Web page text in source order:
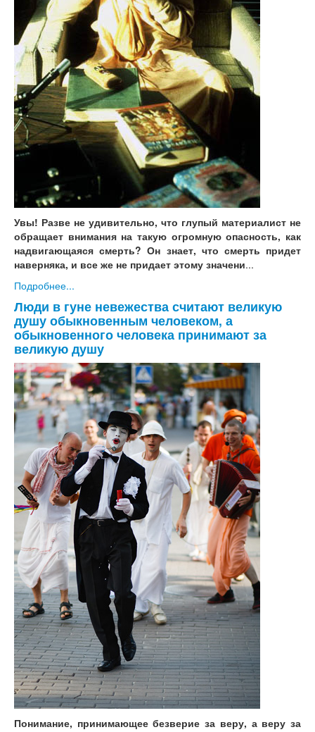
Увы! Разве не удивительно, что глупый материалист не
обращает внимания на такую огромную опасность, как
надвигающаяся смерть? Он знает, что смерть придет
наверняка, и все же не придает этому значени...
Подробнее...
Люди в гуне невежества считают великую
душу обыкновенным человеком, а
обыкновенного человека принимают за
великую душу
Понимание, принимающее безверие за веру, а веру за